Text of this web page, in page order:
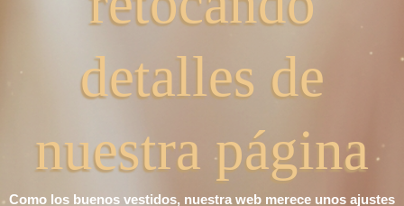
detalles de
nuestra página
Como los buenos vestidos, nuestra web merece unos ajustes